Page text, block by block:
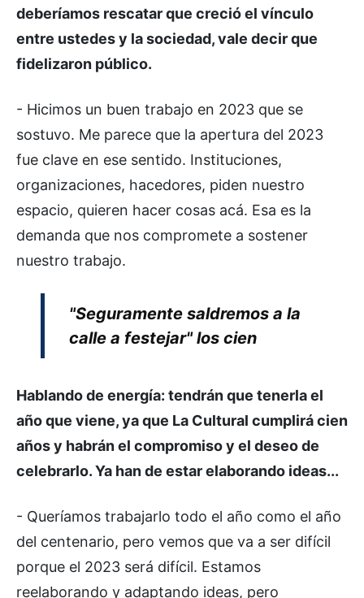
deberíamos rescatar que creció el vínculo
entre ustedes y la sociedad, vale decir que
fidelizaron público.
- Hicimos un buen trabajo en 2023 que se
sostuvo. Me parece que la apertura del 2023
fue clave en ese sentido. Instituciones,
organizaciones, hacedores, piden nuestro
espacio, quieren hacer cosas acá. Esa es la
demanda que nos compromete a sostener
nuestro trabajo.
"Seguramente saldremos a la
calle a festejar" los cien
Hablando de energía: tendrán que tenerla el
año que viene, ya que La Cultural cumplirá cien
años y habrán el compromiso y el deseo de
celebrarlo. Ya han de estar elaborando ideas...
- Queríamos trabajarlo todo el año como el año
del centenario, pero vemos que va a ser difícil
porque el 2023 será difícil. Estamos
reelaborando y adaptando ideas, pero